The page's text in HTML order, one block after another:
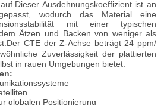
Ausdehnungskoeffizient ist an
wodurch das Material eine
mit einer typischen
Ätzen und Backen von weniger als
CTE der Z-Achse beträgt 24 ppm/
Zuverlässigkeit der plattierten
in rauen Umgebungen bietet.
globalen Positionierung